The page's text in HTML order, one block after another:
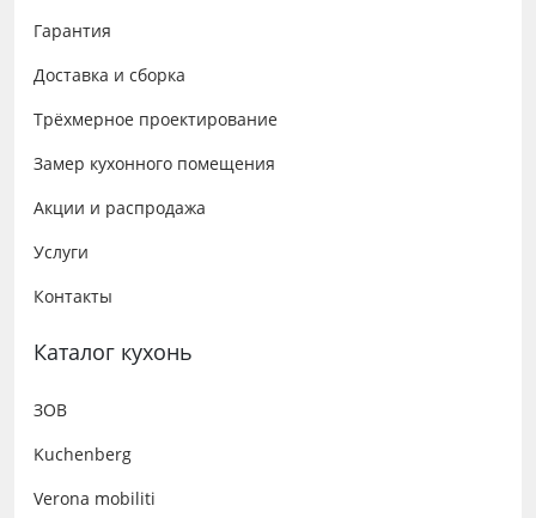
Гарантия
Доставка и сборка
Трёхмерное проектирование
Замер кухонного помещения
Акции и распродажа
Услуги
Контакты
Каталог кухонь
ЗОВ
Kuchenberg
Verona mobiliti